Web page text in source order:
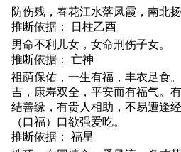
防伤残，春花江水落凤霞，南北扬
推断依据： 日柱乙酉
男命不利儿女，女命刑伤子女。
推断依据： 亡神
祖荫保佑，一生有福，丰衣足食
吉，康寿双全，平安而有福气。
结善缘，有贵人相助，不易遭逢
（口福）口欲强爱吃。
推断依据： 福星